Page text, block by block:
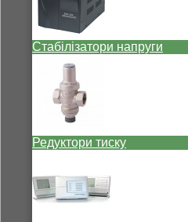
Стабілізатори напруги
Редуктори тиску